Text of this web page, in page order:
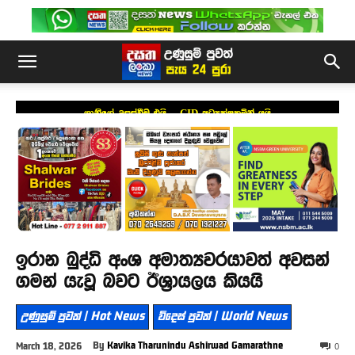
ශානිගේ උසස්වීම එයි – CID අධ්‍යක්ෂකමින් යයි
ඉරාන බුද්ධි අංශ අමාත්‍යවරයාවත් අවසන්
ගමන් යැවූ බවට ඊශ්‍රායලය කියයි
උණුසුම් පුවත් | Hot News විදෙස් පුවත් | World News
March 18, 2026 By Kavika Tharunindu Ashirwad Gamarathne 0